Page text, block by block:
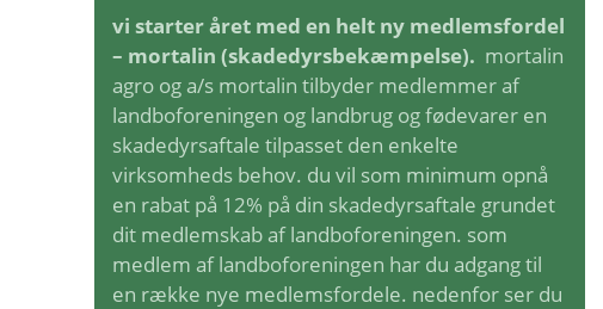
vi starter året med en helt ny medlemsfordel
– mortalin (skadedyrsbekæmpelse). mortalin
agro og a/s mortalin tilbyder medlemmer af
landboforeningen og landbrug og fødevarer en
skadedyrsaftale tilpasset den enkelte
virksomheds behov. du vil som minimum opnå
en rabat på 12% på din skadedyrsaftale grundet
dit medlemskab af landboforeningen. som
medlem af landboforeningen har du adgang til
en række nye medlemsfordele. nedenfor ser du